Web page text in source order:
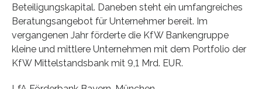
Beteiligungskapital. Daneben steht ein umfangreiches
Beratungsangebot für Unternehmer bereit. Im
vergangenen Jahr förderte die KfW Bankengruppe
kleine und mittlere Unternehmen mit dem Portfolio der
KfW Mittelstandsbank mit 9,1 Mrd. EUR.